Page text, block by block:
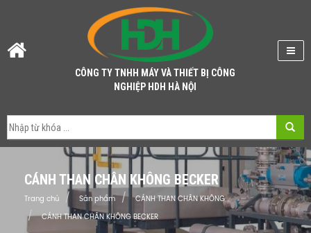
CÔNG TY TNHH MÁY VÀ THIẾT BỊ CÔNG
NGHIỆP HDH HÀ NỘI
CÁNH THAN CHÂN KHÔNG BECKER
Trang chủ Sản phẩm CÁNH THAN CHÂN KHÔNG
CÁNH THAN CHÂN KHÔNG BECKER